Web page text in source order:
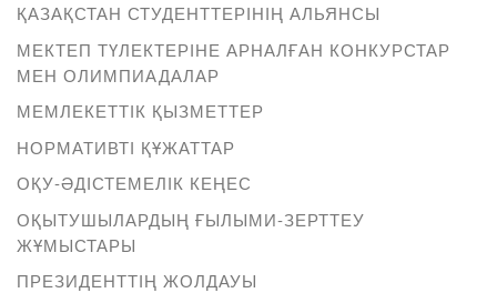
ҚАЗАҚСТАН СТУДЕНТТЕРІНІҢ АЛЬЯНСЫ
МЕКТЕП ТҮЛЕКТЕРІНЕ АРНАЛҒАН КОНКУРСТАР
МЕН ОЛИМПИАДАЛАР
МЕМЛЕКЕТТІК ҚЫЗМЕТТЕР
НОРМАТИВТІ ҚҰЖАТТАР
ОҚУ-ӘДІСТЕМЕЛІК КЕҢЕС
ОҚЫТУШЫЛАРДЫҢ ҒЫЛЫМИ-ЗЕРТТЕУ
ЖҰМЫСТАРЫ
ПРЕЗИДЕНТТІҢ ЖОЛДАУЫ